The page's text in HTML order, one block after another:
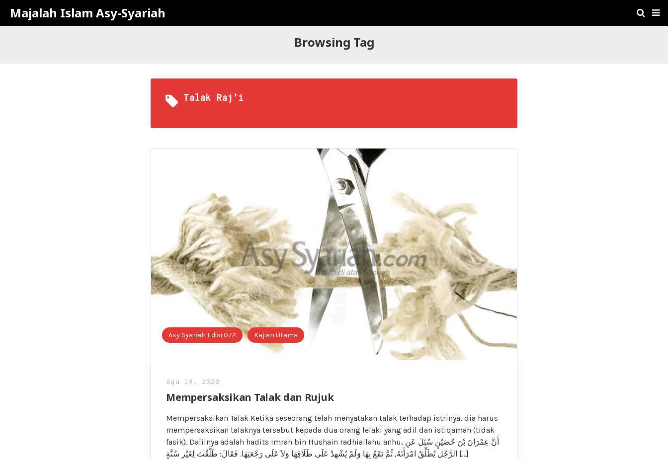
Majalah Islam Asy-Syariah
Browsing Tag
Talak Raj’i
Asy Syariah Edisi 072 Kajian Utama
Agu 19, 2020
Mempersaksikan Talak dan Rujuk
Mempersaksikan Talak Ketika seseorang telah menyatakan talak terhadap istrinya, dia harus
mempersaksikan talaknya tersebut kepada dua orang lelaki yang adil dan istiqamah (tidak
fasik). Dalilnya adalah hadits Imran bin Hushain radhiallahu anhu, أَنَّ عِمْرَانَ بْنَ حُصَيْنٍ سُئِلَ عَنِ
الرَّجُلِ يُطَلِّقُ امْرَأَتَهُ, ثُمَّ يَقَعُ بِهَا وَلَمْ يُشْهِدْ عَلَى طَلَاقِهَا وَلاَ عَلَى رَجْعَتِهَا. فَقَالَ: طَلَّقْتَ لِغَيْرِ سُنَّةٍ […]